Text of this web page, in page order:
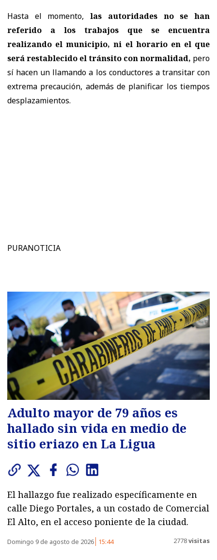
Hasta el momento,las autoridades no se han
referido a los trabajos que se encuentra
realizando el municipio, ni el horario en el que
será restablecido el tránsito con normalidad, pero
sí hacen un llamando a los conductores a transitar con
extrema precaución, además de planificar los tiempos
desplazamientos.
PURANOTICIA
Adulto mayor de 79 años es
hallado sin vida en medio de
sitio eriazo en La Ligua
El hallazgo fue realizado específicamente en
calle Diego Portales, a un costado de Comercial
El Alto, en el acceso poniente de la ciudad.
Domingo 9 de agosto de 2026 15:44 2778visitas